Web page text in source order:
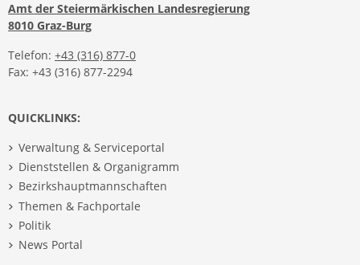
Amt der Steiermärkischen Landesregierung
8010 Graz-Burg
Telefon: +43 (316) 877-0
Fax: +43 (316) 877-2294
QUICKLINKS:
Verwaltung & Serviceportal
Dienststellen & Organigramm
Bezirkshauptmannschaften
Themen & Fachportale
Politik
News Portal